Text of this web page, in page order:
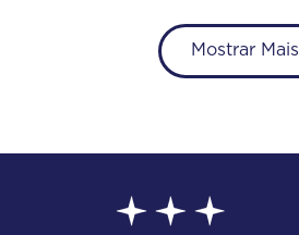
Mostrar Mais